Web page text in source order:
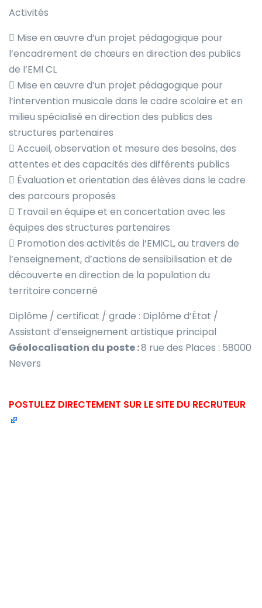
Activités
 Mise en œuvre d’un projet pédagogique pour
l’encadrement de chœurs en direction des publics
de l’EMI CL
 Mise en œuvre d’un projet pédagogique pour
l’intervention musicale dans le cadre scolaire et en
milieu spécialisé en direction des publics des
structures partenaires
 Accueil, observation et mesure des besoins, des
attentes et des capacités des différents publics
 Évaluation et orientation des élèves dans le cadre
des parcours proposés
 Travail en équipe et en concertation avec les
équipes des structures partenaires
 Promotion des activités de l’EMICL, au travers de
l’enseignement, d’actions de sensibilisation et de
découverte en direction de la population du
territoire concerné
Diplôme / certificat / grade : Diplôme d’État /
Assistant d’enseignement artistique principal
Géolocalisation du poste :8 rue des Places : 58000
Nevers
POSTULEZ DIRECTEMENT SUR LE SITE DU RECRUTEUR